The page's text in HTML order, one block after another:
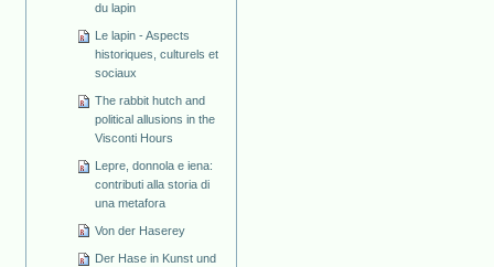
du lapin
Le lapin - Aspects
historiques, culturels et
sociaux
The rabbit hutch and
political allusions in the
Visconti Hours
Lepre, donnola e iena:
contributi alla storia di
una metafora
Von der Haserey
Der Hase in Kunst und